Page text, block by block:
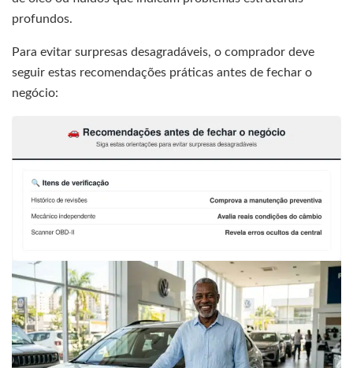
profundos.
Para evitar surpresas desagradáveis, o comprador deve
seguir estas recomendações práticas antes de fechar o
negócio: